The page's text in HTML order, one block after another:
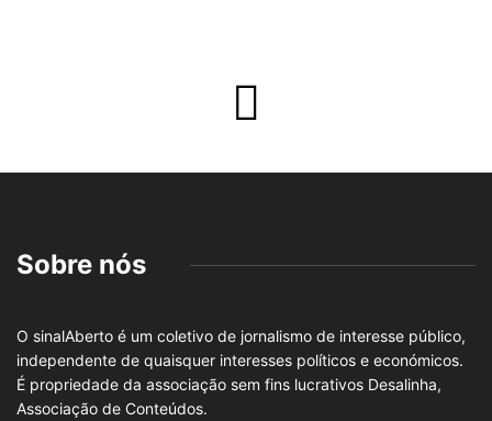
Sobre nós
O sinalAberto é um coletivo de jornalismo de interesse público,
independente de quaisquer interesses políticos e económicos.
É propriedade da associação sem fins lucrativos Desalinha,
Associação de Conteúdos.